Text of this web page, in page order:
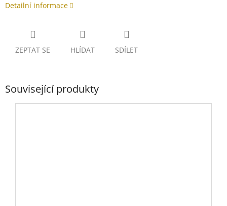
Detailní informace
ZEPTAT SE HLÍDAT SDÍLET
Související produkty